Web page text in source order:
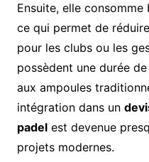
Ensuite, elle consomme
ce qui permet de
pour les clubs ou les
possèdent une durée
aux ampoules
intégration dans un
padelest devenue
projets modernes.